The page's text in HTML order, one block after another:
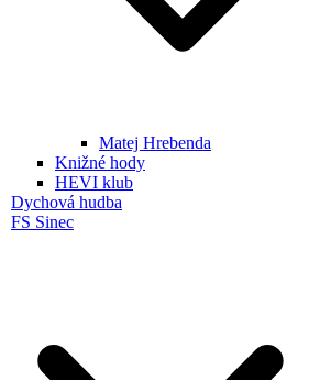
Matej Hrebenda
Knižné hody
HEVI klub
Dychová hudba
FS Sinec